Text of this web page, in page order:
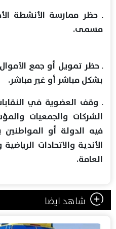
ـ حظر ممارسة الأنشطة
مسمى.
ـ حظر تمويل أو جمع
بشكل مباشر أو غير مباشر.
ـ وقف العضوية في
الشركات والجمعيات
فيه الدولة أو
الأندية والاتحادات
العامة.
شاهد ايضا